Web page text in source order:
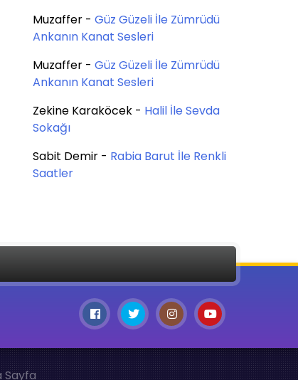
Muzaffer - Güz Güzeli İle Zümrüdü
Ankanın Kanat Sesleri
Muzaffer - Güz Güzeli İle Zümrüdü
Ankanın Kanat Sesleri
Zekine Karaköcek - Halil İle Sevda
Sokağı
Sabit Demir - Rabia Barut İle Renkli
Saatler
Sayfa